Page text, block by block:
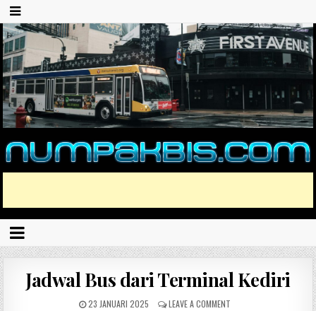
Jadwal Bus dari Terminal Kediri
23 JANUARI 2025 LEAVE A COMMENT